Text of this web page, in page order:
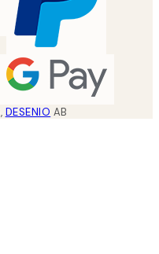
, DESENIO AB